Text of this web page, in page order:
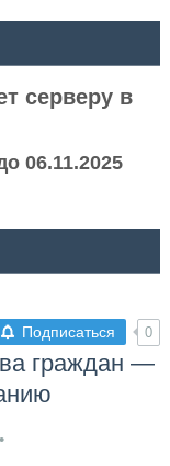
серверу в
06.11.2025
Подписаться 0
граждан —